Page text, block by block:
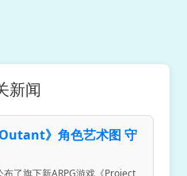
新闻
》角色艺术图 守
了旗下新ARPG游戏《Project